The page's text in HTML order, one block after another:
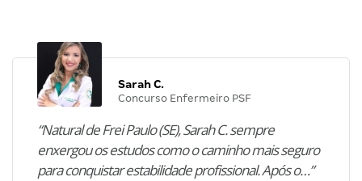
Sarah C.
Concurso Enfermeiro PSF
“Natural de Frei Paulo (SE), Sarah C. sempre
enxergou os estudos como o caminho mais seguro
para conquistar estabilidade profissional. Após o…”